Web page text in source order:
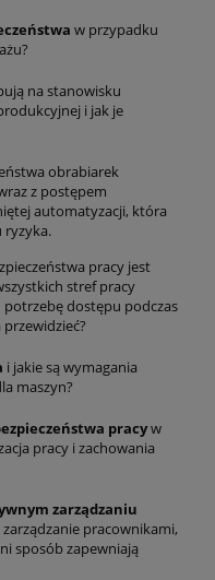
w przypadku
na stanowisku
i jak je
obrabiarek
z postępem
automatyzacji, która
ryzyka.
pracy jest
stref pracy
dostępu podczas
i jakie są wymagania
maszyn?
pracyw
pracy i zachowania
zarządzaniu
pracownikami,
sposób zapewniają